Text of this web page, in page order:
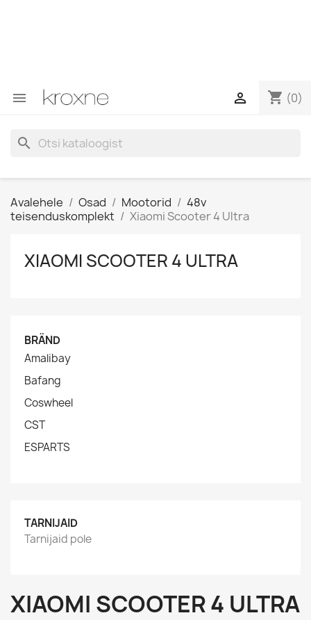
 shopping_cart (0)

search
Avalehele Osad Mootorid
48v
teisenduskomplekt
Xiaomi Scooter 4 Ultra
XIAOMI SCOOTER 4 ULTRA
BRÄND
Amalibay
Bafang
Coswheel
CST
ESPARTS
TARNIJAID
Tarnijaid pole
XIAOMI SCOOTER 4 ULTRA